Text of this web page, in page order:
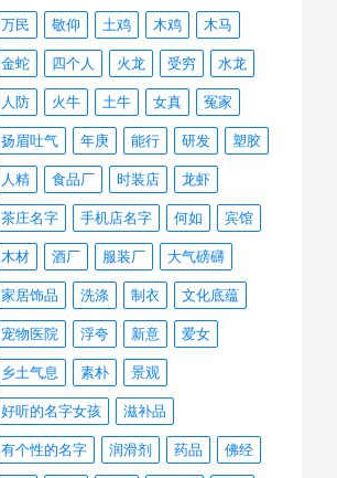
万民 敬仰 土鸡 木鸡 木马
金蛇 四个人 火龙 受穷 水龙
人防 火牛 土牛 女真 冤家
扬眉吐气 年庚 能行 研发 塑胶
人精 食品厂 时装店 龙虾
茶庄名字 手机店名字 何如 宾馆
木材 酒厂 服装厂 大气磅礴
家居饰品 洗涤 制衣 文化底蕴
宠物医院 浮夸 新意 爱女
乡土气息 素朴 景观
好听的名字女孩 滋补品
有个性的名字 润滑剂 药品 佛经